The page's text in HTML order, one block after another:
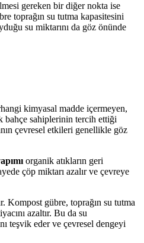
gereken bir diğer nokta ise
toprağın su tutma kapasitesini
su miktarını da göz önünde
kimyasal madde içermeyen,
bahçe sahiplerinin tercih ettiği
çevresel etkileri genellikle göz
organik atıkların geri
çöp miktarı azalır ve çevreye
Kompost gübre, toprağın su tutma
azaltır. Bu da su
teşvik eder ve çevresel dengeyi